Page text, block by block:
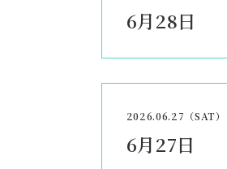
6月28日
2026.06.27（SAT）
6月27日